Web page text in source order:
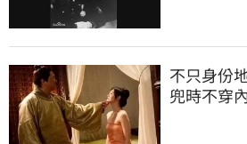
不只身份
兜時不穿